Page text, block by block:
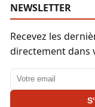
NEWSLETTER
Recevez les
directement dans
Adresse email